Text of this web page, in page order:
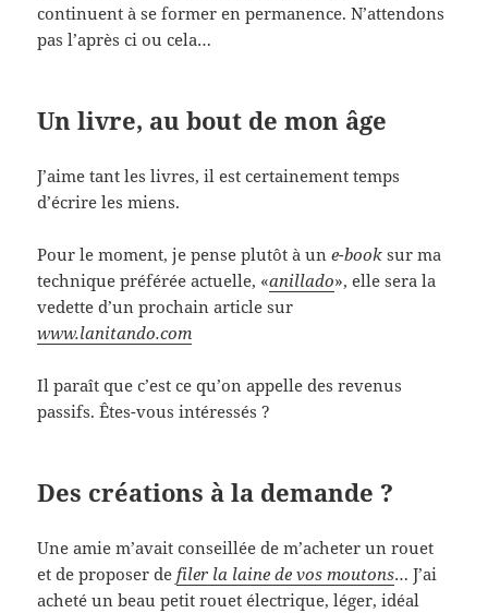
continuent à se former en permanence. N’attendons
pas l’après ci ou cela…
Un livre, au bout de mon âge
J’aime tant les livres, il est certainement temps
d’écrire les miens.
Pour le moment, je pense plutôt à une-book sur ma
technique préférée actuelle, «anillado», elle sera la
vedette d’un prochain article sur
www.lanitando.com
Il paraît que c’est ce qu’on appelle des revenus
passifs. Êtes-vous intéressés ?
Des créations à la demande ?
Une amie m’avait conseillée de m’acheter un rouet
et de proposer defiler la laine de vos moutons… J’ai
acheté un beau petit rouet électrique, léger, idéal